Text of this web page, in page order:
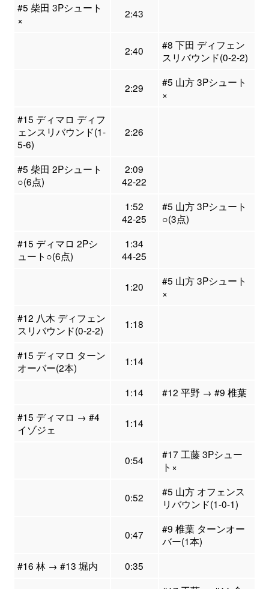
#5 柴田 3Pシュート
×
2:43
2:40
#8 下田 ディフェン
スリバウンド(0-2-2)
2:29
#5 山方 3Pシュート
×
#15 ディマロ ディフ
ェンスリバウンド(1-
5-6)
2:26
#5 柴田 2Pシュート
○(6点)
2:09
42-22
1:52
42-25
#5 山方 3Pシュート
○(3点)
#15 ディマロ 2Pシ
ュート○(6点)
1:34
44-25
1:20
#5 山方 3Pシュート
×
#12 八木 ディフェン
スリバウンド(0-2-2)
1:18
#15 ディマロ ターン
オーバー(2本)
1:14
1:14
#12 平野 → #9 椎葉
#15 ディマロ → #4
イゾジェ
1:14
0:54
#17 工藤 3Pシュー
ト×
0:52
#5 山方 オフェンス
リバウンド(1-0-1)
0:47
#9 椎葉 ターンオー
バー(1本)
#16 林 → #13 堀内
0:35